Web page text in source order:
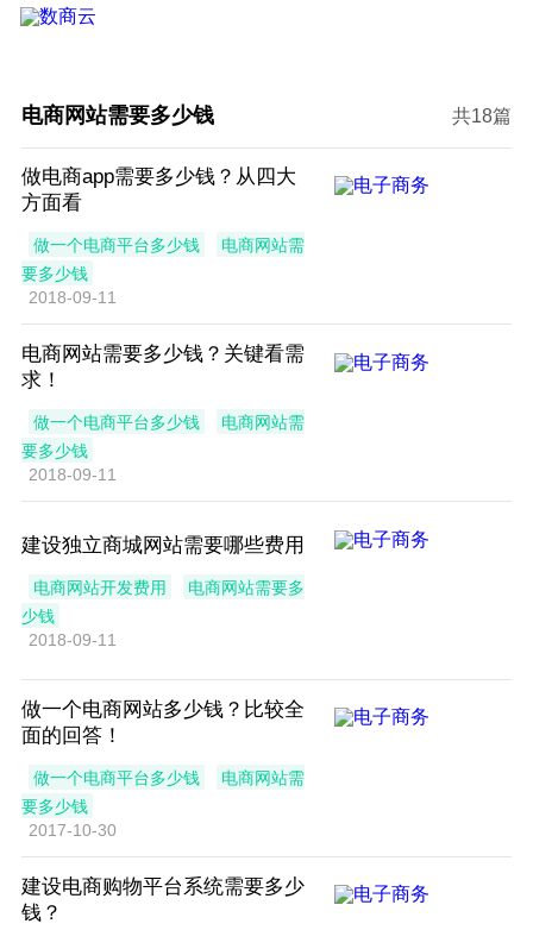
电商网站需要多少钱 共18篇
做电商app需要多少钱？从四大
方面看
做一个电商平台多少钱
电商网站需
要多少钱
2018-09-11
电商网站需要多少钱？关键看需
求！
做一个电商平台多少钱
电商网站需
要多少钱
2018-09-11
建设独立商城网站需要哪些费用
电商网站开发费用
电商网站需要多
少钱
2018-09-11
做一个电商网站多少钱？比较全
面的回答！
做一个电商平台多少钱
电商网站需
要多少钱
2017-10-30
建设电商购物平台系统需要多少
钱？